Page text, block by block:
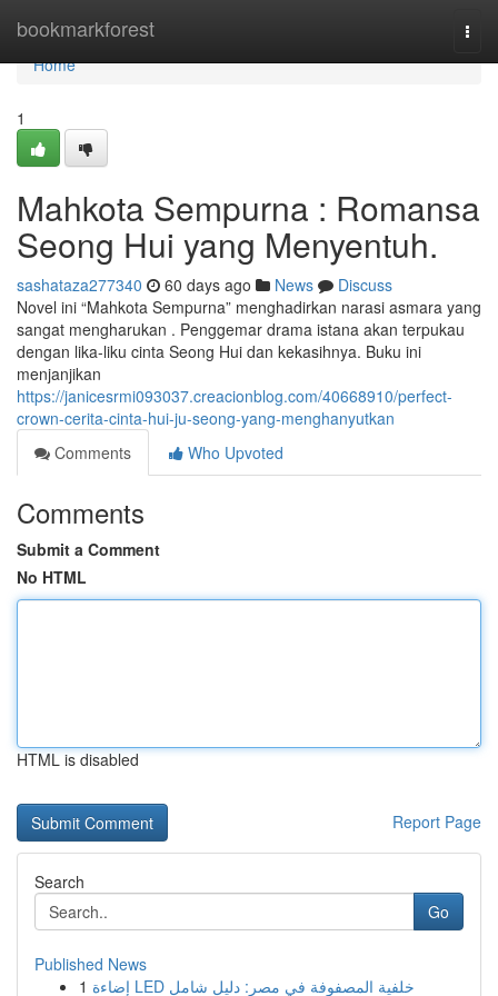
bookmarkforest
Home
Home
1
Mahkota Sempurna : Romansa
Seong Hui yang Menyentuh.
sashataza277340 60 days ago News
Discuss
Novel ini “Mahkota Sempurna” menghadirkan narasi asmara yang
sangat mengharukan . Penggemar drama istana akan terpukau
dengan lika-liku cinta Seong Hui dan kekasihnya. Buku ini
menjanjikan
https://janicesrmi093037.creacionblog.com/40668910/perfect-
crown-cerita-cinta-hui-ju-seong-yang-menghanyutkan
Comments
Who Upvoted
Comments
Submit a Comment
No HTML
HTML is disabled
Report Page
Search
Go
Published News
1
إضاءة LED خلفية المصفوفة في مصر: دليل شامل